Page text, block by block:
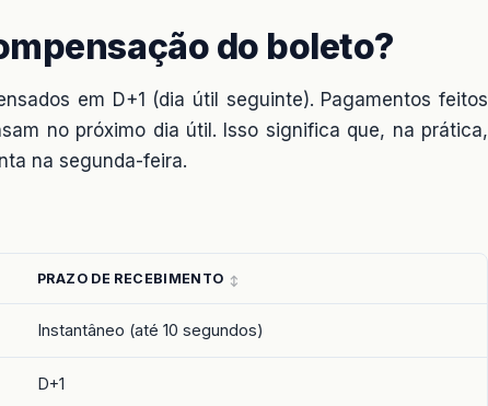
do boleto?
em D+1 (dia útil seguinte). Pagamentos feitos
no próximo dia útil. Isso significa que, na prática,
na segunda-feira.
PRAZO DE RECEBIMENTO
Instantâneo (até 10 segundos)
D+1